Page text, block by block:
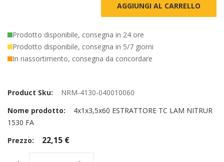
AGGIUNGI AL CARRELLO
Prodotto disponibile, consegna in 24 ore
Prodotto disponibile, consegna in 5/7 giorni
In riassortimento, consegna da concordare
prodotti
NRM-4130-040010060
4x1x3,5x60 ESTRATTORE TC LAM NITRUR
1530 FA
22,15 €